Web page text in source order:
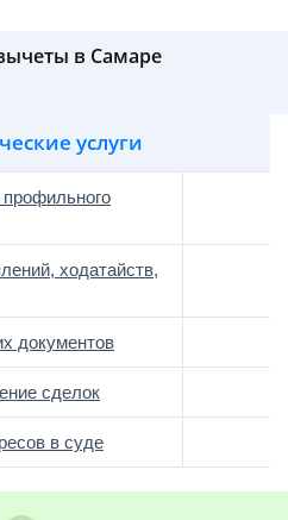
в Самаре
услуги
ходатайств,
документов
сделок
в суде